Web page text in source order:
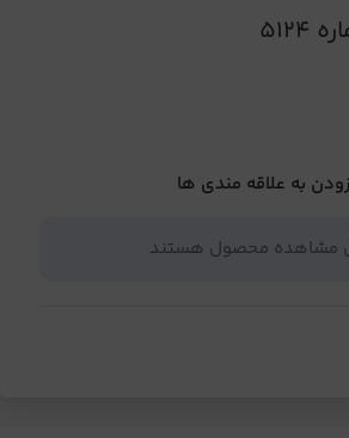
به علاقه مندی ها
مشاهده محصول هستند